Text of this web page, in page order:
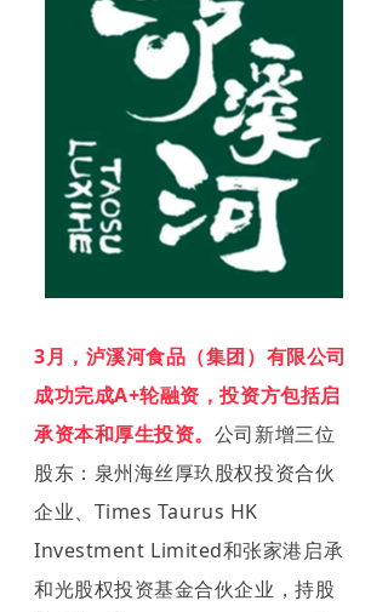
3月，泸溪河食品（集团）有限公司
成功完成A+轮融资，投资方包括启
承资本和厚生投资。 公司新增三位
股东：泉州海丝厚玖股权投资合伙
企业、Times Taurus HK
Investment Limited和张家港启承
和光股权投资基金合伙企业，持股